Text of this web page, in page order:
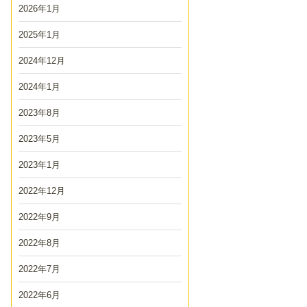
2026年1月
2025年1月
2024年12月
2024年1月
2023年8月
2023年5月
2023年1月
2022年12月
2022年9月
2022年8月
2022年7月
2022年6月